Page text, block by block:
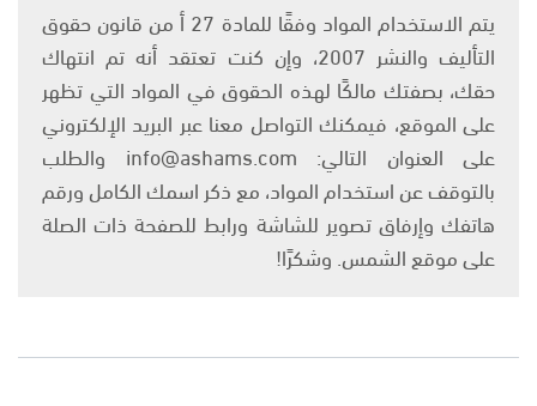
يتم الاستخدام المواد وفقًا للمادة 27 أ من قانون حقوق
التأليف والنشر 2007، وإن كنت تعتقد أنه تم انتهاك
حقك، بصفتك مالكًا لهذه الحقوق في المواد التي تظهر
على الموقع، فيمكنك التواصل معنا عبر البريد الإلكتروني
على العنوان التالي: info@ashams.com والطلب
بالتوقف عن استخدام المواد، مع ذكر اسمك الكامل ورقم
هاتفك وإرفاق تصوير للشاشة ورابط للصفحة ذات الصلة
على موقع الشمس. وشكرًا!